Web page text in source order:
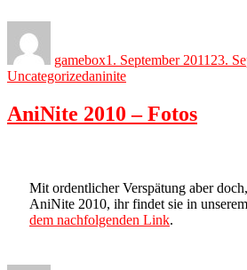
gamebox1. September 201123.
UncategorizedTags
aninite
AniNite 2010 – Fotos
Mit ordentlicher Verspätung aber
AniNite 2010, ihr findet sie in
dem nachfolgenden Link.